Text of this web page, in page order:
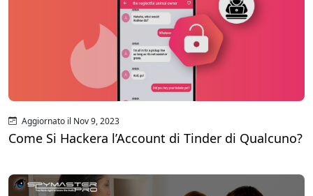
Aggiornato il Nov 9, 2023
Come Si Hackera l’Account di Tinder di Qualcuno?